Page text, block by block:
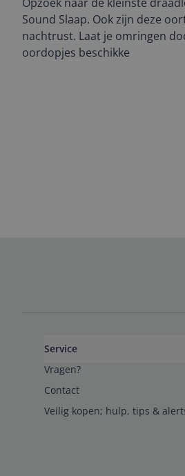
Sound Slaap. Ook zijn deze
nachtrust. Laat je omringen
oordopjes beschikke
Service
Vragen?
Contact
Veilig kopen; hulp, tips &